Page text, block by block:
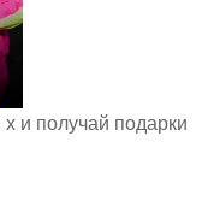
и получай подарки